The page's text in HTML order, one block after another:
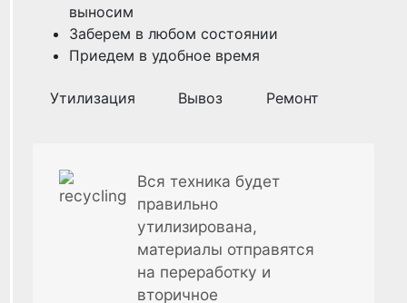
выносим
Заберем в любом состоянии
Приедем в удобное время
Утилизация Вывоз Ремонт
Вся техника будет
правильно
утилизирована,
материалы отправятся
на переработку и
вторичное